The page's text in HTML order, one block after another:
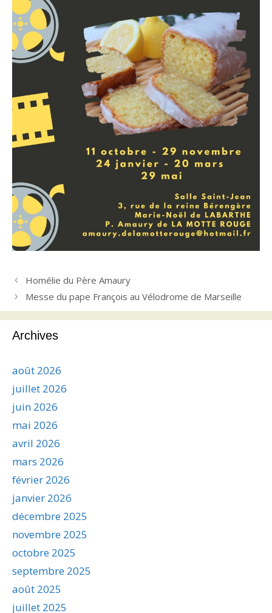
Homélie du Père Amaury
Messe du pape François au Vélodrome de Marseille
Archives
août 2026
juillet 2026
juin 2026
mai 2026
avril 2026
mars 2026
février 2026
janvier 2026
décembre 2025
novembre 2025
octobre 2025
septembre 2025
août 2025
juillet 2025